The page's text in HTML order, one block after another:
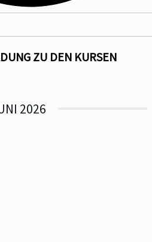
ZU DEN KURSEN
2026